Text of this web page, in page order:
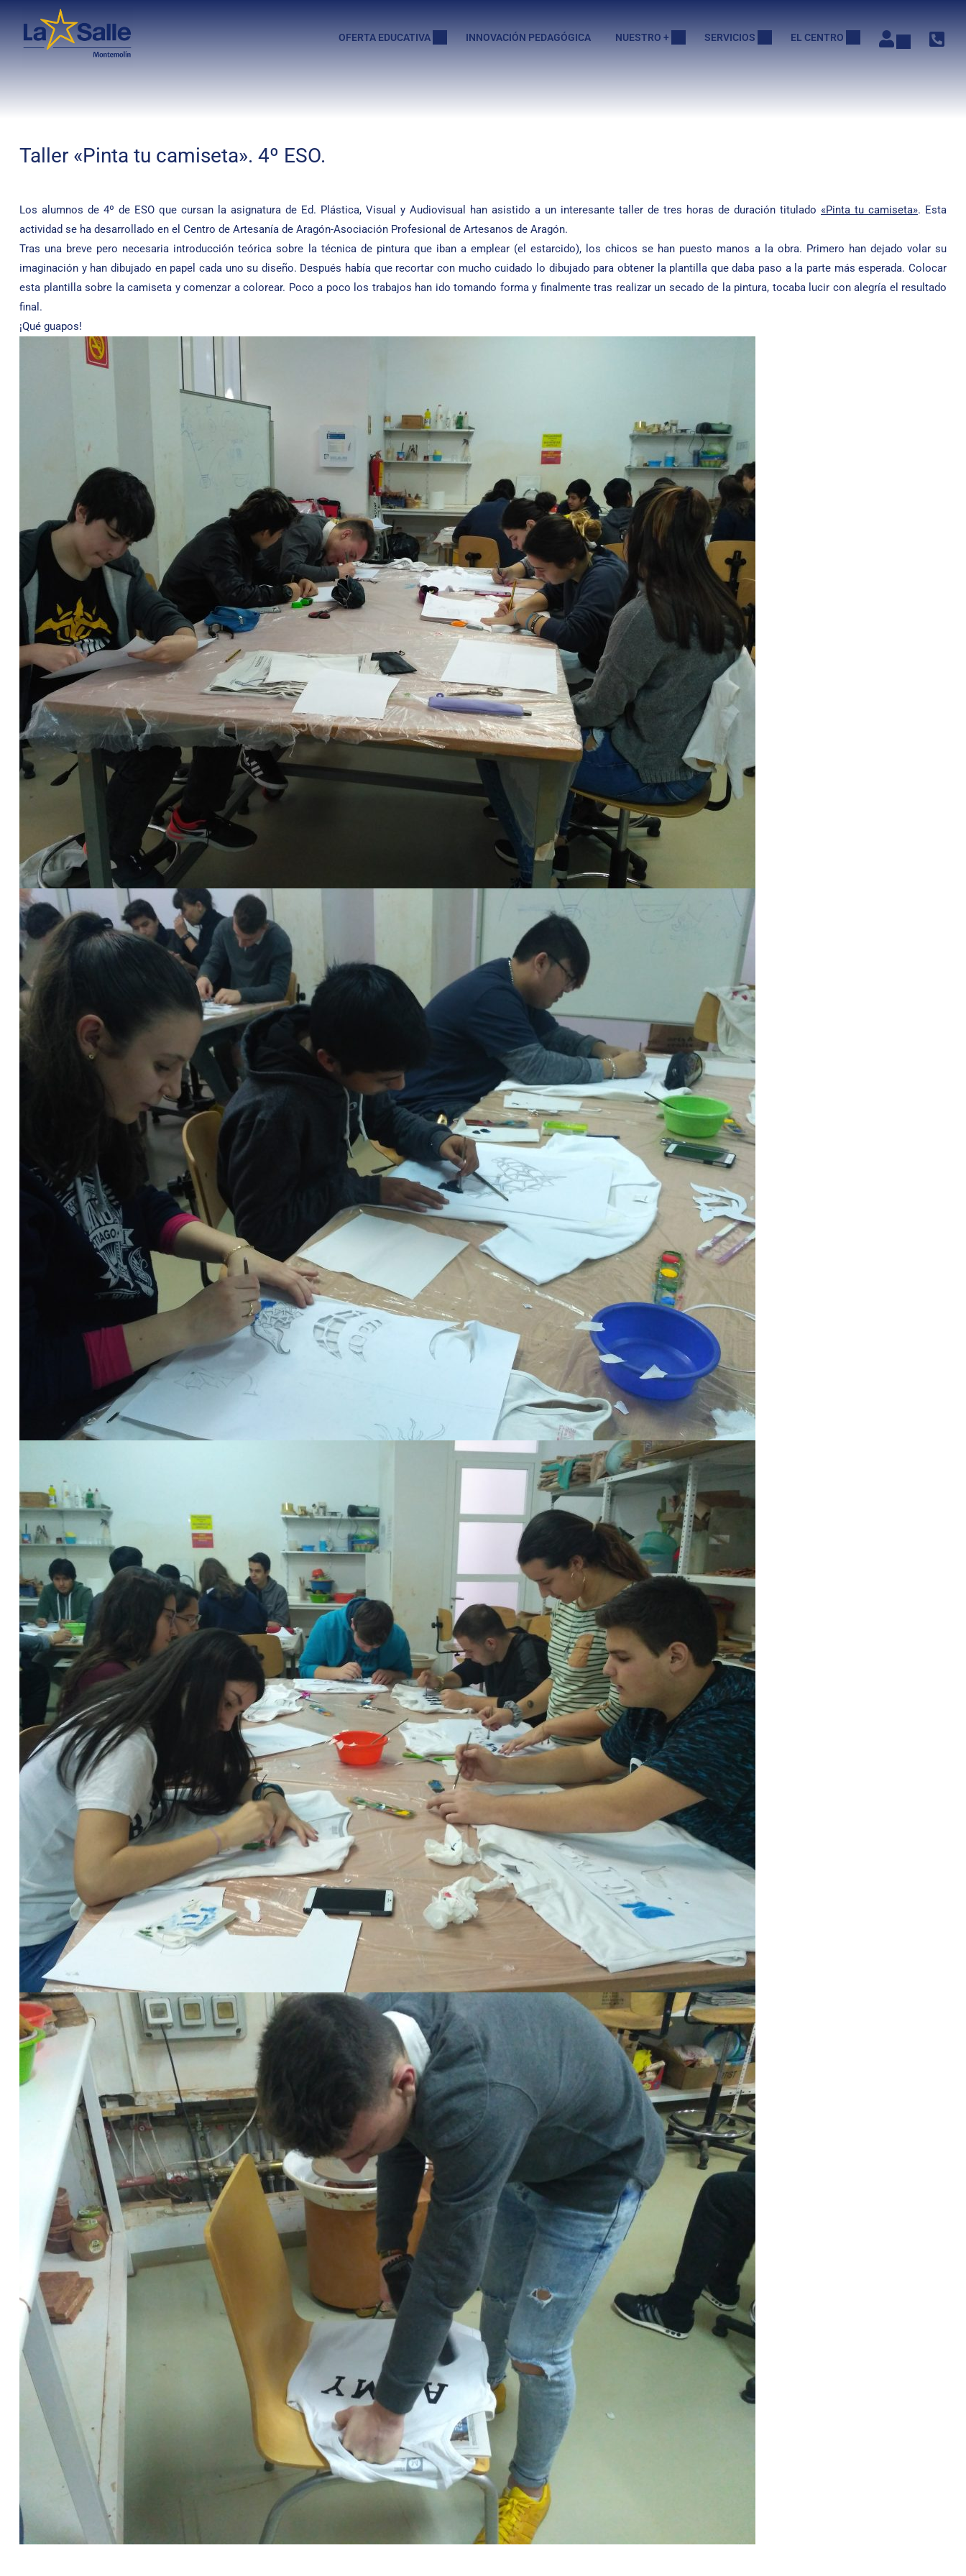
OFERTA EDUCATIVA INNOVACIÓN PEDAGÓGICA NUESTRO + SERVICIOS EL CENTRO
Taller «Pinta tu camiseta». 4º ESO.
Los alumnos de 4º de ESO que cursan la asignatura de Ed. Plástica, Visual y Audiovisual han asistido a un interesante taller de tres horas de duración titulado «Pinta tu camiseta». Esta
actividad se ha desarrollado en el Centro de Artesanía de Aragón-Asociación Profesional de Artesanos de Aragón.
Tras una breve pero necesaria introducción teórica sobre la técnica de pintura que iban a emplear (el estarcido), los chicos se han puesto manos a la obra. Primero han dejado volar su
imaginación y han dibujado en papel cada uno su diseño. Después había que recortar con mucho cuidado lo dibujado para obtener la plantilla que daba paso a la parte más esperada. Colocar
esta plantilla sobre la camiseta y comenzar a colorear. Poco a poco los trabajos han ido tomando forma y finalmente tras realizar un secado de la pintura, tocaba lucir con alegría el resultado
final.
¡Qué guapos!